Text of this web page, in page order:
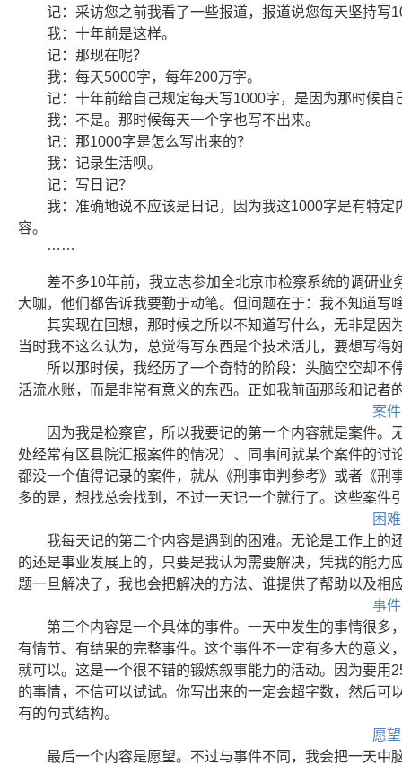
记：采访您之前我看了一些报道，报道说您每天坚持写
我：十年前是这样。
记：那现在呢？
我：每天5000字，每年200万字。
记：十年前给自己规定每天写1000字，是因为那时候
我：不是。那时候每天一个字也写不出来。
记：那1000字是怎么写出来的？
我：记录生活呗。
记：写日记？
我：准确地说不应该是日记，因为我这1000字是有特
容。
……
差不多10年前，我立志参加全北京市检察系统的调研
大咖，他们都告诉我要勤于动笔。但问题在于：我不知道写
其实现在回想，那时候之所以不知道写什么，无非是因
当时我不这么认为，总觉得写东西是个技术活儿，要想写得
所以那时候，我经历了一个奇特的阶段：头脑空空却
活流水账，而是非常有意义的东西。正如我前面那段和记者
案件
因为我是检察官，所以我要记的第一个内容就是案件
处经常有区县院汇报案件的情况）、同事间就某个案件的
都没一个值得记录的案件，就从《刑事审判参考》或者《刑
多的是，想找总会找到，不过一天记一个就行了。这些案件
困难
我每天记的第二个内容是遇到的困难。无论是工作上的
的还是事业发展上的，只要是我认为需要解决，凭我的能
题一旦解决了，我也会把解决的方法、谁提供了帮助以及相
事件
第三个内容是一个具体的事件。一天中发生的事情很
有情节、有结果的完整事件。这个事件不一定有多大的意义
就可以。这是一个很不错的锻炼叙事能力的活动。因为要用
的事情，不信可以试试。你写出来的一定会超字数，然后
有的句式结构。
愿望
最后一个内容是愿望。不过与事件不同，我会把一天中